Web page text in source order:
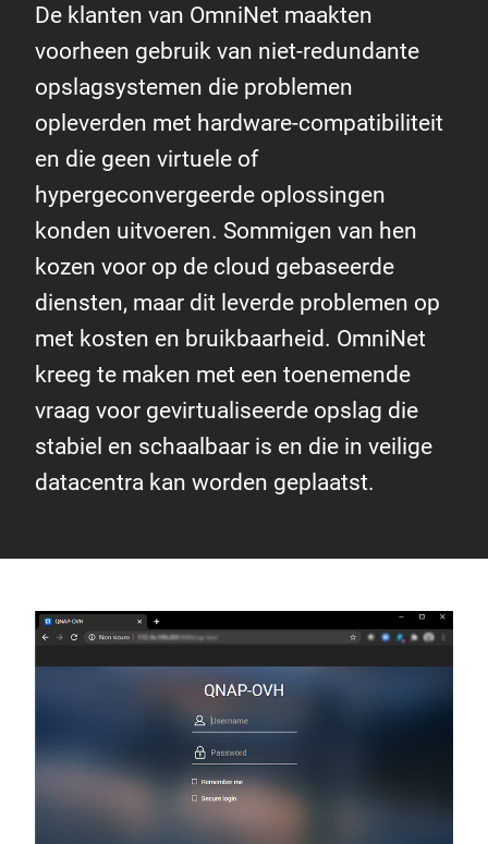
De klanten van OmniNet maakten
voorheen gebruik van niet-redundante
opslagsystemen die problemen
opleverden met hardware-compatibiliteit
en die geen virtuele of
hypergeconvergeerde oplossingen
konden uitvoeren. Sommigen van hen
kozen voor op de cloud gebaseerde
diensten, maar dit leverde problemen op
met kosten en bruikbaarheid. OmniNet
kreeg te maken met een toenemende
vraag voor gevirtualiseerde opslag die
stabiel en schaalbaar is en die in veilige
datacentra kan worden geplaatst.